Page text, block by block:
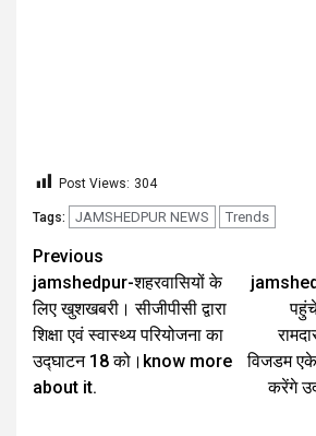
Post Views: 304
Tags: JAMSHEDPUR NEWS Trends
Previous
jamshedpur-शहरवासियों के
लिए खुशखबरी। सीजीपीसी द्वारा
शिक्षा एवं स्वास्थ्य परियोजना का
उद्घाटन 18 को।know more
about it.
विजडम
करेंगे